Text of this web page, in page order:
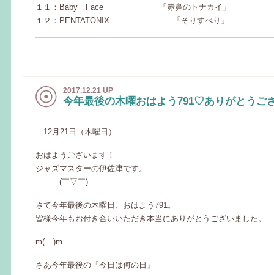
１１：Baby Face 「赤鼻のトナカイ」
１２：PENTATONIX 「そりすべり」
2017.12.21 UP
今年最後の木曜おはよう791♡ありがとうご
12月21日（木曜日）
おはようございます！
ジャズマスターの伊佐津です。
(￣▽￣)
さて今年最後の木曜日、おはよう791。
皆様今年もお付き合いいただき本当にありがとうございました。
m(__)m
さあ今年最後の『今日は何の日』